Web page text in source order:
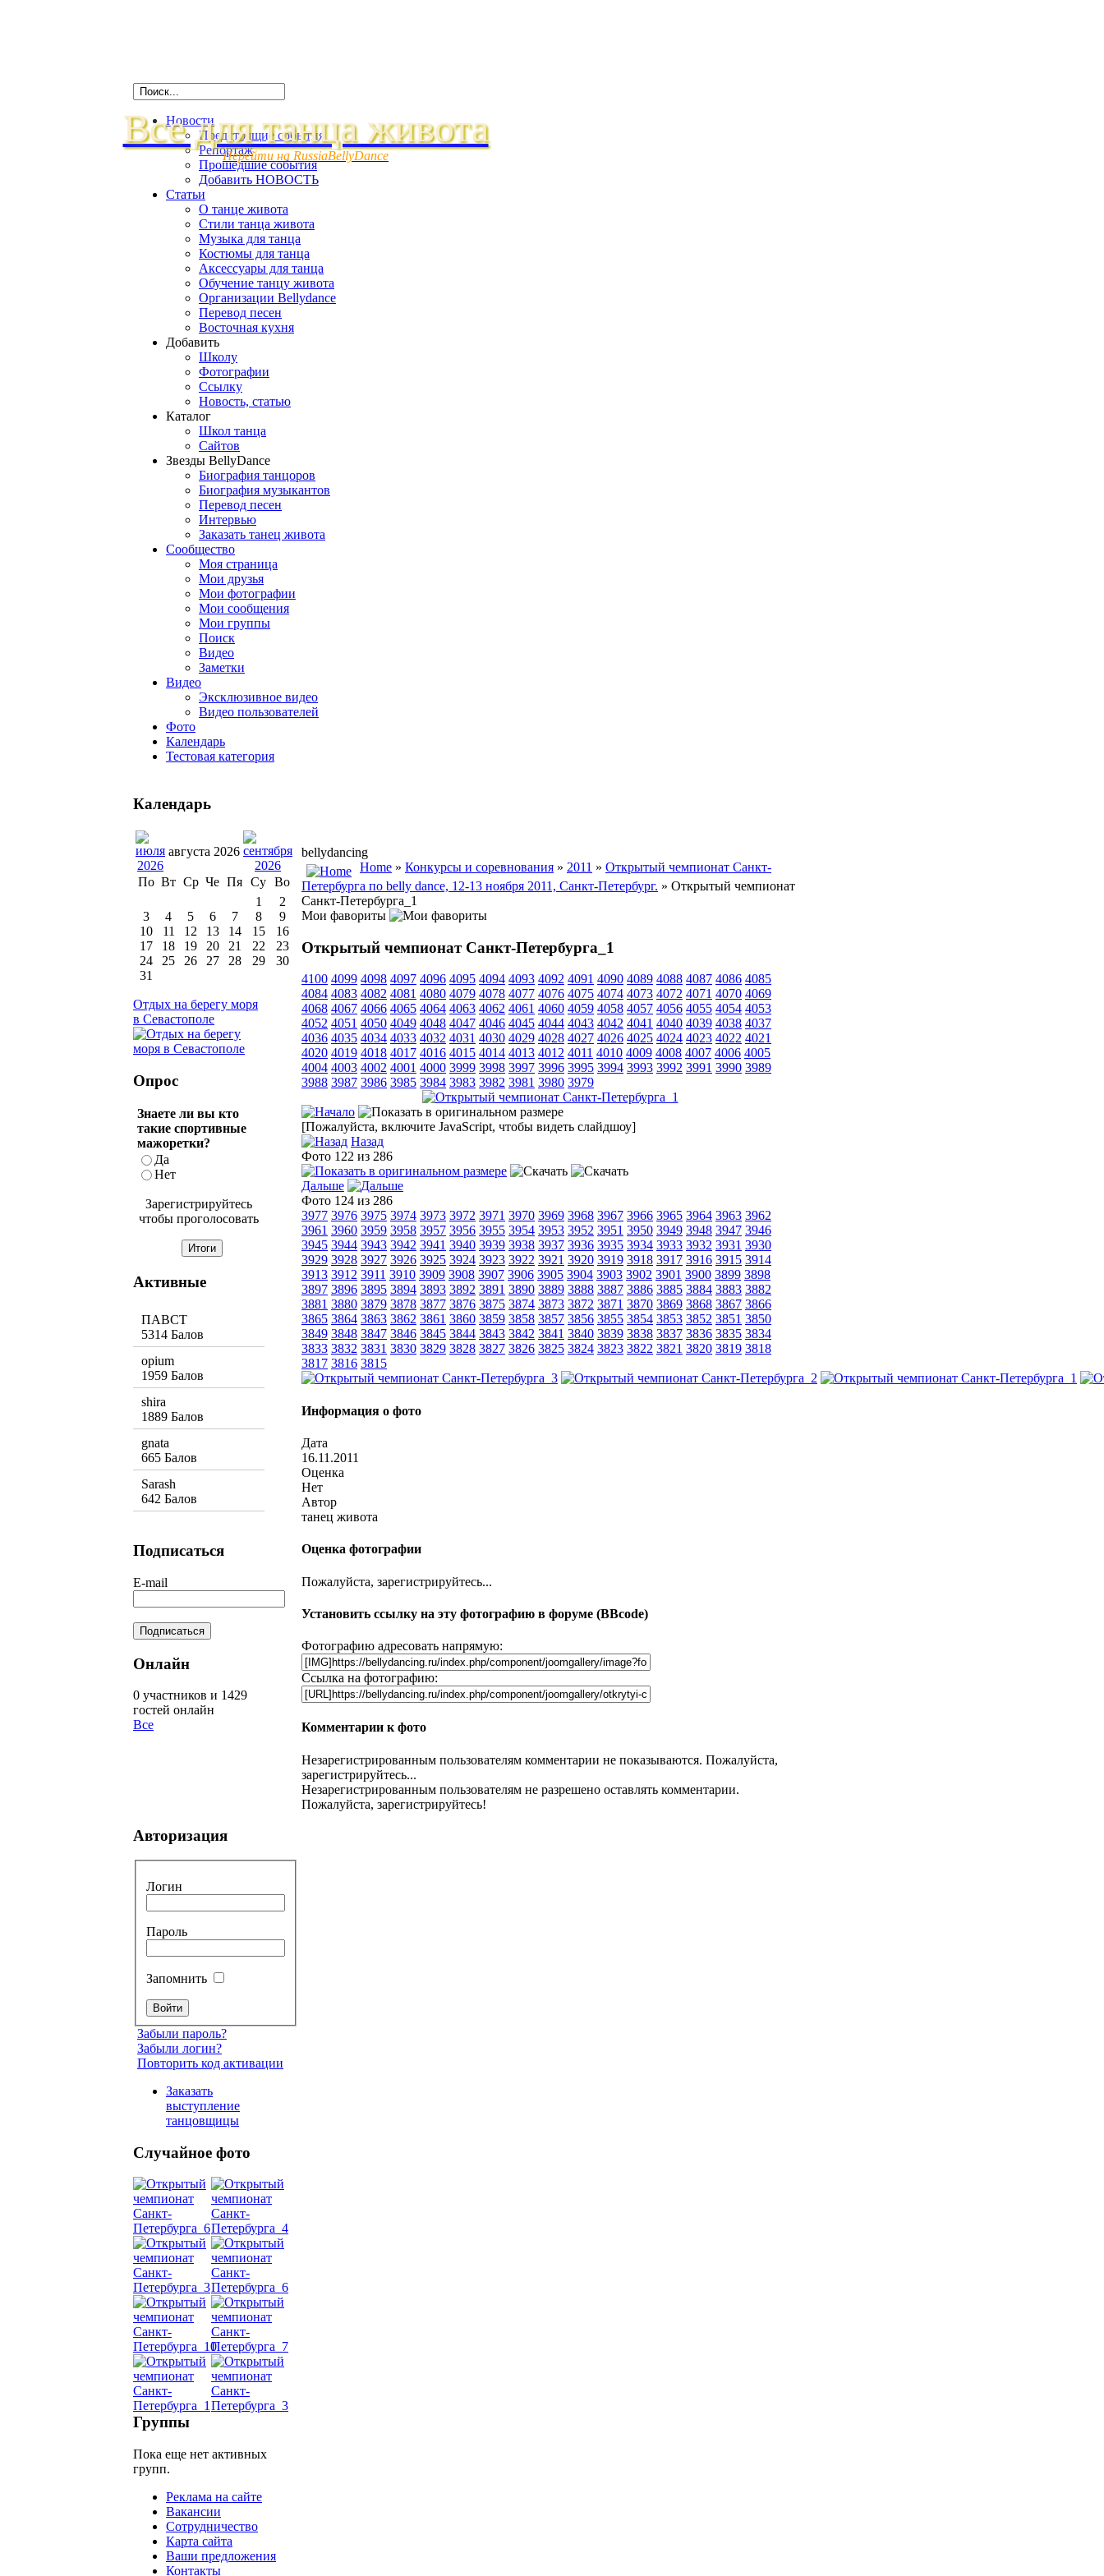
Все для танца живота
Перейти на RussiaBellyDance
Новости
Предстоящие события
Репортаж
Прошедшие события
Добавить НОВОСТЬ
Статьи
О танце живота
Стили танца живота
Музыка для танца
Костюмы для танца
Аксессуары для танца
Обучение танцу живота
Организации Bellydance
Перевод песен
Восточная кухня
Добавить
Школу
Фотографии
Ссылку
Новость, статью
Каталог
Школ танца
Сайтов
Звезды BellyDance
Биография танцоров
Биография музыкантов
Перевод песен
Интервью
Заказать танец живота
Сообщество
Моя страница
Мои друзья
Мои фотографии
Мои сообщения
Мои группы
Поиск
Видео
Заметки
Видео
Эксклюзивное видео
Видео пользователей
Фото
Календарь
Тестовая категория
bellydancing
Home » Конкурсы и соревнования » 2011 » Открытый чемпионат Санкт-
Петербурга по belly dance, 12-13 ноября 2011, Санкт-Петербург. » Открытый чемпионат
Санкт-Петербурга_1
Мои фавориты
Открытый чемпионат Санкт-Петербурга_1
4100 4099 4098 4097 4096 4095 4094 4093 4092 4091 4090 4089 4088 4087 4086 4085
4084 4083 4082 4081 4080 4079 4078 4077 4076 4075 4074 4073 4072 4071 4070 4069
4068 4067 4066 4065 4064 4063 4062 4061 4060 4059 4058 4057 4056 4055 4054 4053
4052 4051 4050 4049 4048 4047 4046 4045 4044 4043 4042 4041 4040 4039 4038 4037
4036 4035 4034 4033 4032 4031 4030 4029 4028 4027 4026 4025 4024 4023 4022 4021
4020 4019 4018 4017 4016 4015 4014 4013 4012 4011 4010 4009 4008 4007 4006 4005
4004 4003 4002 4001 4000 3999 3998 3997 3996 3995 3994 3993 3992 3991 3990 3989
3988 3987 3986 3985 3984 3983 3982 3981 3980 3979
[Пожалуйста, включите JavaScript, чтобы видеть слайдшоу]
Назад
Фото 122 из 286
Дальше
Фото 124 из 286
3977 3976 3975 3974 3973 3972 3971 3970 3969 3968 3967 3966 3965 3964 3963 3962
3961 3960 3959 3958 3957 3956 3955 3954 3953 3952 3951 3950 3949 3948 3947 3946
3945 3944 3943 3942 3941 3940 3939 3938 3937 3936 3935 3934 3933 3932 3931 3930
3929 3928 3927 3926 3925 3924 3923 3922 3921 3920 3919 3918 3917 3916 3915 3914
3913 3912 3911 3910 3909 3908 3907 3906 3905 3904 3903 3902 3901 3900 3899 3898
3897 3896 3895 3894 3893 3892 3891 3890 3889 3888 3887 3886 3885 3884 3883 3882
3881 3880 3879 3878 3877 3876 3875 3874 3873 3872 3871 3870 3869 3868 3867 3866
3865 3864 3863 3862 3861 3860 3859 3858 3857 3856 3855 3854 3853 3852 3851 3850
3849 3848 3847 3846 3845 3844 3843 3842 3841 3840 3839 3838 3837 3836 3835 3834
3833 3832 3831 3830 3829 3828 3827 3826 3825 3824 3823 3822 3821 3820 3819 3818
3817 3816 3815
Информация о фото
Дата
16.11.2011
Оценка
Нет
Автор
танец живота
Оценка фотографии
Пожалуйста, зарегистрируйтесь...
Установить ссылку на эту фотографию в форуме (BBcode)
Фотографию адресовать напрямую:
Ссылка на фотографию:
Комментарии к фото
Незарегистрированным пользователям комментарии не показываются. Пожалуйста,
зарегистрируйтесь...
Незарегистрированным пользователям не разрешено оставлять комментарии.
Пожалуйста, зарегистрируйтесь!
Календарь
августа 2026
По Вт Ср Че Пя Су Во
1
2
3
4 5 6 7 8
9
10
11 12 13 14 15
16
17
18 19 20 21 22
23
24
25 26 27 28 29
30
31
Отдых на берегу моря
в Севастополе
Опрос
Знаете ли вы кто
такие спортивные
мажоретки?
Да
Нет
Зарегистрируйтесь
чтобы проголосовать
Активные
ПАВСТ
5314 Балов
opium
1959 Балов
shira
1889 Балов
gnata
665 Балов
Sarash
642 Балов
Подписаться
E-mail
Онлайн
0 участников и 1429
гостей онлайн
Все
Авторизация
Логин
Пароль
Запомнить
Забыли пароль?
Забыли логин?
Повторить код активации
Заказать
выступление
танцовщицы
Случайное фото
Группы
Пока еще нет активных
групп.
Реклама на сайте
Вакансии
Сотрудничество
Карта сайта
Ваши предложения
Контакты